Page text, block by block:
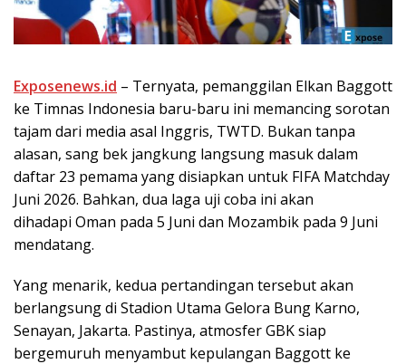
Exposenews.id – Ternyata, pemanggilan Elkan Baggott
ke Timnas Indonesia baru-baru ini memancing sorotan
tajam dari media asal Inggris, TWTD. Bukan tanpa
alasan, sang bek jangkung langsung masuk dalam
daftar 23 pemama yang disiapkan untuk FIFA Matchday
Juni 2026. Bahkan, dua laga uji coba ini akan
dihadapi Oman pada 5 Juni dan Mozambik pada 9 Juni
mendatang.
Yang menarik, kedua pertandingan tersebut akan
berlangsung di Stadion Utama Gelora Bung Karno,
Senayan, Jakarta. Pastinya, atmosfer GBK siap
bergemuruh menyambut kepulangan Baggott ke